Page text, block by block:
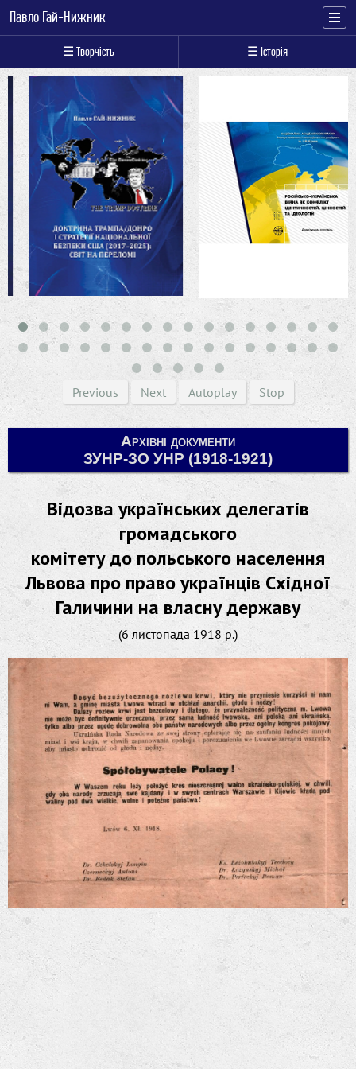
Павло Гай-Нижник
☰ Творчість ☰ Історія
Previous Next Autoplay Stop
Архівні документи
ЗУНР-ЗО УНР (1918-1921)
Відозва українських делегатів
громадського
комітету до польського населення
Львова про право українців Східної
Галичини на власну державу
(6 листопада 1918 р.)